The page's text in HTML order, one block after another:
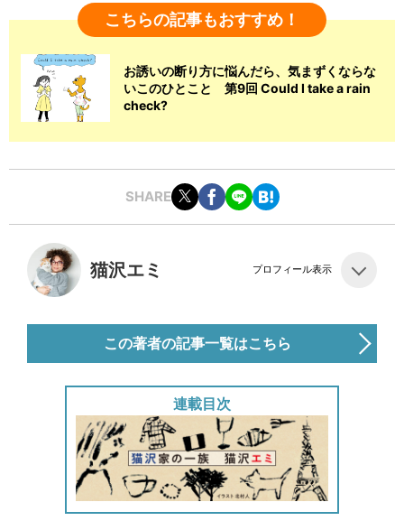
こちらの記事もおすすめ！
お誘いの断り方に悩んだら、気まずくならな
いこのひとこと 第9回 Could I take a rain
check?
SHARE
猫沢エミ プロフィール表示
この著者の記事一覧はこちら
連載目次